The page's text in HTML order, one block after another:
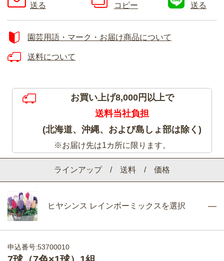
ラインアップ / 送料 / 価格
ヒヤシンス レインボーミックスを選択
申込番号:53700010
送る
コピー
送る
園芸用語・マーク・お届け商品について
送料について
お買い上げ8,000円以上で
送料当社負担
(北海道、沖縄、および島しょ部は除く)
※お届け先は1カ所に限ります。